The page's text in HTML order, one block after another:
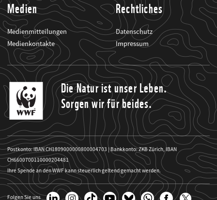
Medien
Medienmitteilungen
Medienkontakte
Rechtliches
Datenschutz
Impressum
Die Natur ist unser Leben.
Sorgen wir für beides.
Postkonto: IBAN CH1809000000800004703 | Bankkonto: ZKB Zürich, IBAN
CH6600700110000204481
Ihre Spende an den WWF kann steuerlich geltend gemacht werden.
Folgen Sie uns